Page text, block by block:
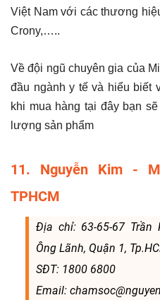
Việt Nam với các thương
Crony,…..
Về đội ngũ chuyên gia của
đầu ngành y tế và hiểu biết
khi mua hàng tại đây bạn
lượng sản phẩm
11. Nguyễn Kim -
TPHCM
Địa chỉ: 63-65-67 Trần
Ông Lãnh, Quận 1,
SĐT: 1800 6800
Email: